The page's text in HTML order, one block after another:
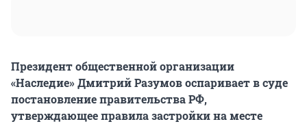
Президент общественной организации
«Наследие» Дмитрий Разумов оспаривает в суде
постановление правительства РФ,
утверждающее правила застройки на месте